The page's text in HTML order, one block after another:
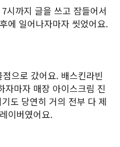
시까지 글을 쓰고 잠들어서
에 일어나자마자 씻었어요.
으로 갔어요. 배스킨라빈
자마자 매장 아이스크림 진
도 당연히 거의 전부 다 제
이버였어요.